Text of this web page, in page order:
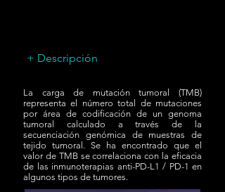
+ Descripción
La carga de mutación tumoral (TMB)
representa el número total de mutaciones
por área de codificación de un genoma
tumoral calculado a través de la
secuenciación genómica de muestras de
tejido tumoral. Se ha encontrado que el
valor de TMB se correlaciona con la eficacia
de las inmunoterapias anti-PD-L1 / PD-1 en
algunos tipos de tumores.